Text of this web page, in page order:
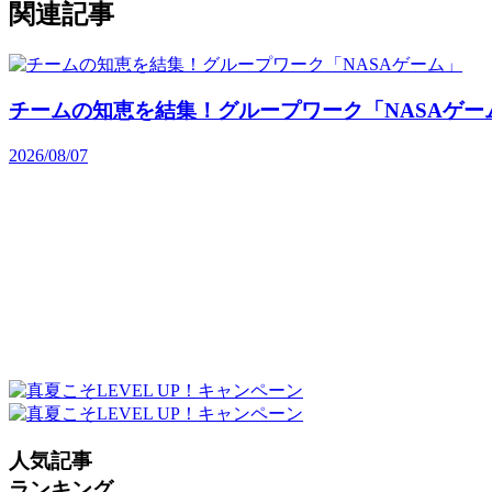
関連記事
チームの知恵を結集！グループワーク「NASAゲー
2026/08/07
人気記事